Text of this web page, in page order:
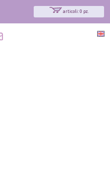
articoli: 0 pz.